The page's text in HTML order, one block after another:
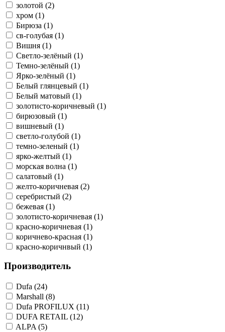
золотой (2)
хром (1)
Бирюза (1)
св-голубая (1)
Вишня (1)
Светло-зелёный (1)
Темно-зелёный (1)
Ярко-зелёный (1)
Белый глянцевый (1)
Белый матовый (1)
золотисто-коричневый (1)
бирюзовый (1)
вишневый (1)
светло-голубой (1)
темно-зеленый (1)
ярко-желтый (1)
морская волна (1)
салатовый (1)
желто-коричневая (2)
серебристый (2)
бежевая (1)
золотисто-коричневая (1)
красно-коричневая (1)
коричнево-красная (1)
красно-коричнвый (1)
Производитель
Dufa (24)
Marshall (8)
Dufa PROFILUX (11)
DUFA RETAIL (12)
ALPA (5)